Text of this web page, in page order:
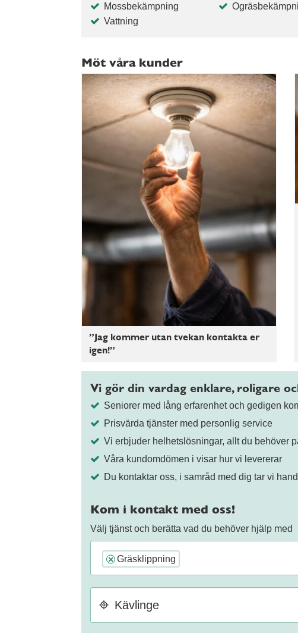
Mossbekämpning
Vattning
Möt våra kunder
”Jag kommer utan tvekan kontakta er
igen!”
Vi gör din vardag enklare, roligare
Seniorer med lång erfarenhet och gedigen
Prisvärda tjänster med personlig service
Vi erbjuder helhetslösningar, allt du behöver
Våra kundomdömen i visar hur vi levererar
Du kontaktar oss, i samråd med dig tar vi
Kom i kontakt med oss!
Välj tjänst och berätta vad du behöver hjälp med
× Gräsklippning